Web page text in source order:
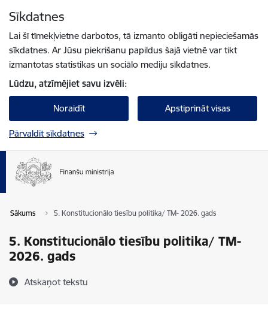
Sīkdatnes
Lai šī tīmekļvietne darbotos, tā izmanto obligāti nepieciešamās
sīkdatnes. Ar Jūsu piekrišanu papildus šajā vietnē var tikt
izmantotas statistikas un sociālo mediju sīkdatnes.
Lūdzu, atzīmējiet savu izvēli:
Noraidīt Apstiprināt visas
Pārvaldīt sīkdatnes
Sākums 5. Konstitucionālo tiesību politika/ TM- 2026. gads
5. Konstitucionālo tiesību politika/ TM-
2026. gads
Atskaņot tekstu